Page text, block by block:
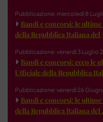
Pubblicazione: mercoledì 8
Bandi e concorsi: le
della Repubblica Italiana del
Pubblicazione: venerdì 3 Luglio
Bandi e concorsi: ecco le
Ufficiale della Repubblica
Pubblicazione: venerdì 26
Bandi e concorsi: le
della Repubblica Italiana del